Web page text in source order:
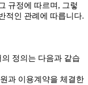
규정에 따르며, 그렇
적인 관례에 따릅니다.
정의는 다음과 같습
과 이용계약을 체결한